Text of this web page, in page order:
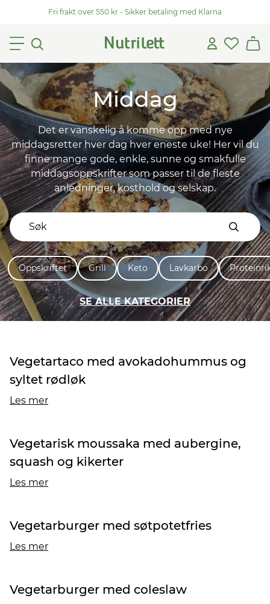
Fri frakt over 550 kr - Sikker betaling med Klarna
Middag
Det er vanskelig å komme opp med nye
middagsretter hver dag hver eneste uke! Her vil du
finne mange gode, enkle, sunne og smakfulle
middagsoppskrifter som passer til de fleste
anledninger, kosthold og selskap.
Oppskrifter Grill Keto Lavkarbo
SE ALLE KATEGORIER
Vegetartaco med avokadohummus og
syltet rødløk
Les mer
Vegetarisk moussaka med aubergine,
squash og kikerter
Les mer
Vegetarburger med søtpotetfries
Les mer
Vegetarburger med coleslaw